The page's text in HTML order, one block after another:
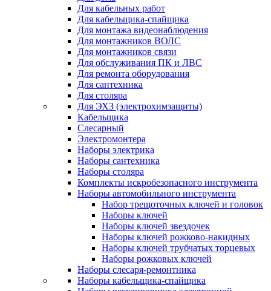
Для кабельных работ
Для кабельщика-спайщика
Для монтажа видеонаблюдения
Для монтажников ВОЛС
Для монтажников связи
Для обслуживания ПК и ЛВС
Для ремонта оборудования
Для сантехника
Для столяра
Для ЭХЗ (электрохимзащиты)
Кабельщика
Слесарный
Электромонтера
Наборы электрика
Наборы сантехника
Наборы столяра
Комплекты искробезопасного инструмента
Наборы автомобильного инструмента
Набор трещоточных ключей и головок
Наборы ключей
Наборы ключей звездочек
Наборы ключей рожково-накидных
Наборы ключей трубчатых торцевых
Наборы рожковых ключей
Наборы слесаря-ремонтника
Наборы кабельщика-спайщика